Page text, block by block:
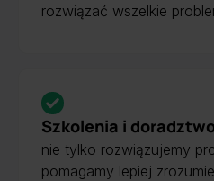
rozwiązać wszelkie
Szkolenia i
nie tylko rozwiązujemy
pomagamy lepiej